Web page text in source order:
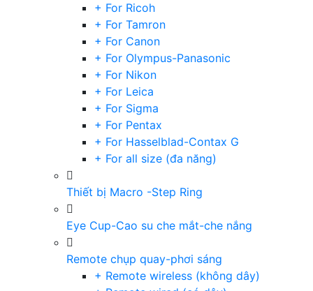
+ For Ricoh
+ For Tamron
+ For Canon
+ For Olympus-Panasonic
+ For Nikon
+ For Leica
+ For Sigma
+ For Pentax
+ For Hasselblad-Contax G
+ For all size (đa năng)
Thiết bị Macro -Step Ring
Eye Cup-Cao su che mắt-che nắng
Remote chụp quay-phơi sáng
+ Remote wireless (không dây)